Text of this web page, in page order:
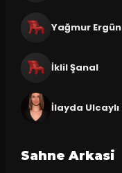
Yağmur Ergün
İklil Şanal
İlayda Ulcaylı
Sahne Arkasi